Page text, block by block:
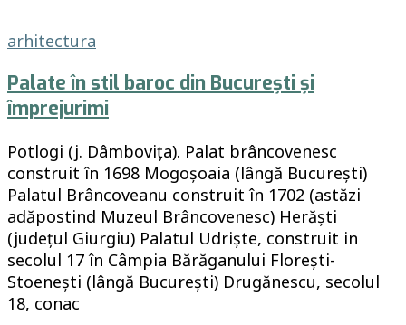
arhitectura
Palate în stil baroc din București și
împrejurimi
Potlogi (j. Dâmbovița). Palat brâncovenesc
construit în 1698 Mogoșoaia (lângă București)
Palatul Brâncoveanu construit în 1702 (astăzi
adăpostind Muzeul Brâncovenesc) Herăști
(județul Giurgiu) Palatul Udriște, construit in
secolul 17 în Câmpia Bărăganului Florești-
Stoenești (lângă București) Drugănescu, secolul
18, conac